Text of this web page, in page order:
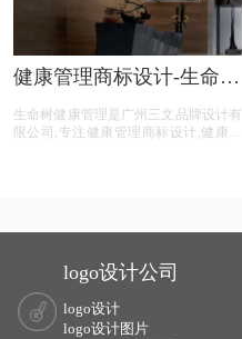
健康管理商标设计-生命树
生命树健康管理是广州三文品牌设计有
限公司,专注健康管理商标设计,健康管
logo设计公司
logo设计
logo设计图片